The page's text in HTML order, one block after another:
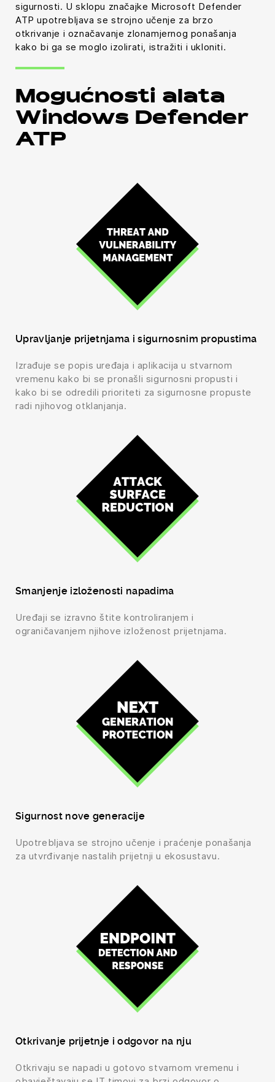
sigurnosti. U sklopu značajke Microsoft Defender
ATP upotrebljava se strojno učenje za brzo
otkrivanje i označavanje zlonamjernog ponašanja
kako bi ga se moglo izolirati, istražiti i ukloniti.
Mogućnosti alata
Windows Defender
ATP
Upravljanje prijetnjama i sigurnosnim propustima
Izrađuje se popis uređaja i aplikacija u stvarnom
vremenu kako bi se pronašli sigurnosni propusti i
kako bi se odredili prioriteti za sigurnosne propuste
radi njihovog otklanjanja.
Smanjenje izloženosti napadima
Uređaji se izravno štite kontroliranjem i
ograničavanjem njihove izloženost prijetnjama.
Sigurnost nove generacije
Upotrebljava se strojno učenje i praćenje ponašanja
za utvrđivanje nastalih prijetnji u ekosustavu.
Otkrivanje prijetnje i odgovor na nju
Otkrivaju se napadi u gotovo stvarnom vremenu i